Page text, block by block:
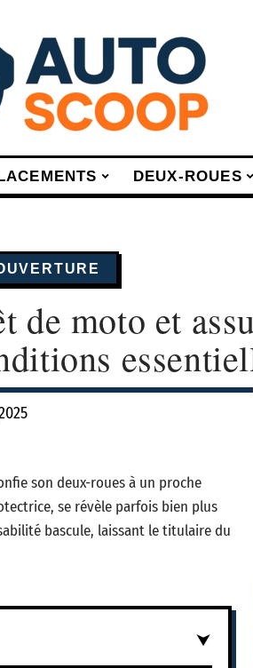
DEUX-ROUES
de moto et
son deux-roues à un proche
se révèle parfois bien plus
bascule, laissant le titulaire du